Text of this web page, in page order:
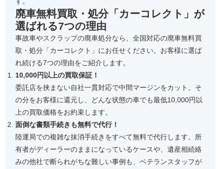
廃車無料買取・処分「カーコレクト」が
選ばれる7つの理由
事故車やスクラップの廃車処分なら、全国対応の廃車無料買
取・処分「カーコレクト」にお任せください。お客様に選ば
れ続ける7つの理由をご紹介します。
10,000円以上の買取保証！
委託店を挟まない自社一貫対応で中間マージンをカット。そ
の分をお客様に還元し、どんな状態の車でも最低10,000円以
上の買取価格をお約束します。
面倒な書類手続きも無料で代行！
陸運局での複雑な抹消手続きをすべて無料で代行します。所
有者がディーラーのままになっているケースや、遺産相続絡
みの他社で断られがちな難しい事例も、ベテランスタッフが